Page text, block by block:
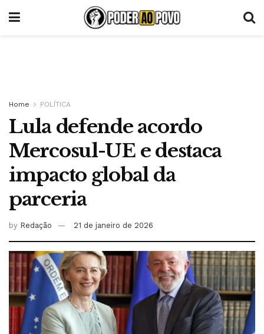
Home POLÍTICA
Lula defende acordo
Mercosul-UE e destaca
impacto global da
parceria
by Redação 21 de janeiro de 2026